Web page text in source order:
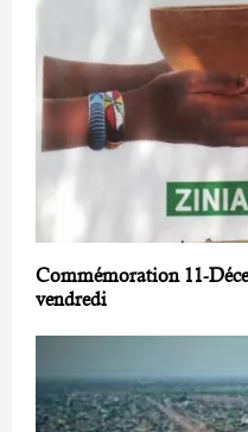
Commémoration 11-
vendredi